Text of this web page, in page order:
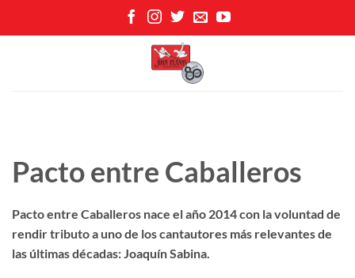
Pacto entre Caballeros
Pacto entre Caballeros nace el año 2014 con la voluntad de
rendir tributo a uno de los cantautores más relevantes de
las últimas décadas: Joaquín Sabina.